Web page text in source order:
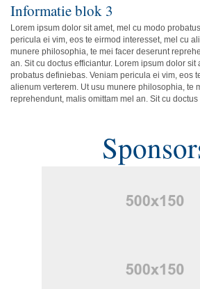
Informatie blok 3
Lorem ipsum dolor sit amet, mel cu modo
pericula ei vim, eos te eirmod interesset, mel cu
munere philosophia, te mei facer deserunt
an. Sit cu doctus efficiantur. Lorem ipsum dolor sit
probatus definiebas. Veniam pericula ei vim, eos
alienum verterem. Ut usu munere philosophia, te
reprehendunt, malis omittam mel an. Sit cu doctus